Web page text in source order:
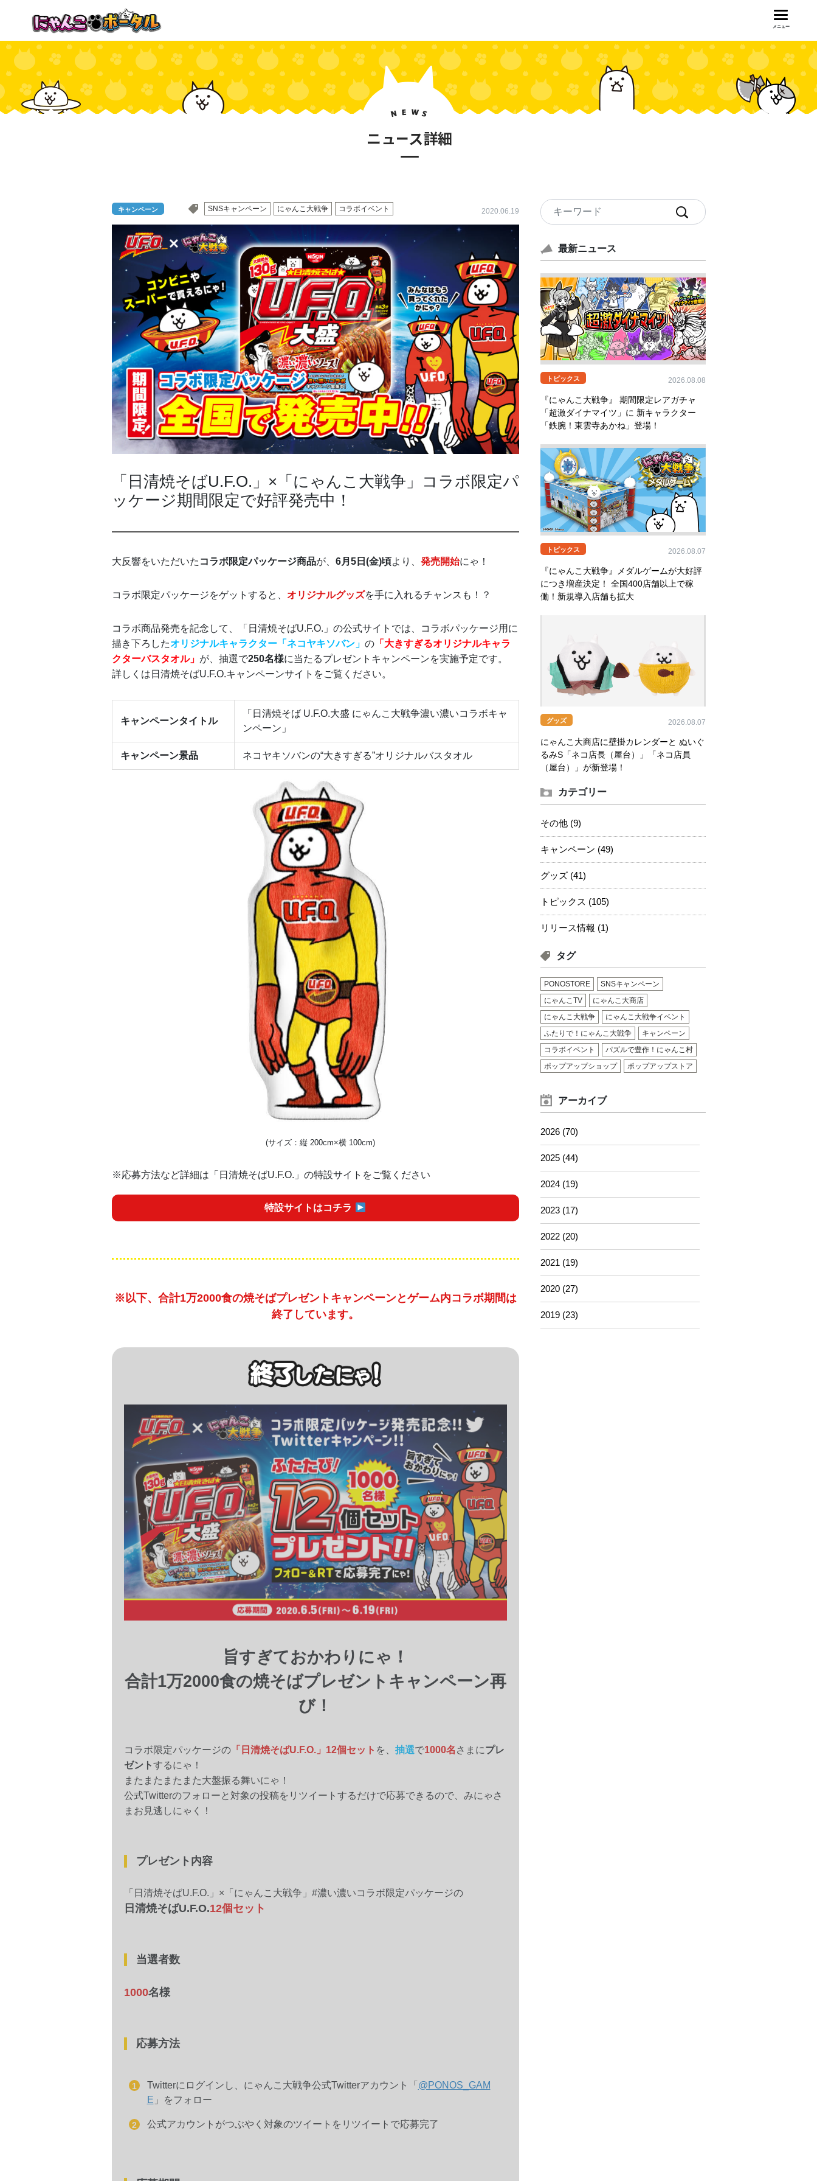
メニュー
キャンペーン SNSキャンペーン にゃんこ大戦争 コラボイベント 2020.06.19
「日清焼そばU.F.O.」×「にゃんこ大戦争」コラボ限定パ
ッケージ期間限定で好評発売中！
大反響をいただいた コラボ限定パッケージ商品が、 6月5日(金)頃より、 発売開始にゃ！
コラボ限定パッケージをゲットすると、 オリジナルグッズを手に入れるチャンスも！？
コラボ商品発売を記念して、「日清焼そばU.F.O.」の公式サイトでは、コラボパッケージ用に
描き下ろしたオリジナルキャラクター「ネコヤキソバン」 の「大きすぎるオリジナルキャラ
クターバスタオル」 が、抽選で250名様に当たるプレゼントキャンペーンを実施予定です。
詳しくは日清焼そばU.F.O.キャンペーンサイトをご覧ください。
キャンペーンタイトル
「日清焼そば U.F.O.大盛 にゃんこ大戦争濃い濃いコラボキャ
ンペーン」
キャンペーン景品 ネコヤキソバンの“大きすぎる”オリジナルバスタオル
(サイズ：縦 200cm×横 100cm)
※応募方法など詳細は「日清焼そばU.F.O.」の特設サイトをご覧ください
特設サイトはコチラ
※以下、合計1万2000食の焼そばプレゼントキャンペーンとゲーム内コラボ期間は
終了しています。
旨すぎておかわりにゃ！
合計1万2000食の焼そばプレゼントキャンペーン再
び！
コラボ限定パッケージの「日清焼そばU.F.O.」12個セット を、 抽選で1000名 さまにプレ
ゼントするにゃ！
またまたまたまた大盤振る舞いにゃ！
公式Twitterのフォローと対象の投稿をリツイートするだけで応募できるので、みにゃさ
まお見逃しにゃく！
プレゼント内容
「日清焼そばU.F.O.」×「にゃんこ大戦争」#濃い濃いコラボ限定パッケージの
日清焼そばU.F.O.12個セット
当選者数
1000名様
応募方法
Twitterにログインし、にゃんこ大戦争公式Twitterアカウント「 @PONOS_GAM
E 」をフォロー
公式アカウントがつぶやく対象のツイートをリツイートで応募完了
最新ニュース
トピックス 2026.08.08
『にゃんこ大戦争』 期間限定レアガチャ
「超激ダイナマイツ」に 新キャラクター
「鉄腕！東雲寺あかね」登場！
トピックス 2026.08.07
『にゃんこ大戦争』メダルゲームが大好評
につき増産決定！ 全国400店舗以上で稼
働！新規導入店舗も拡大
グッズ 2026.08.07
にゃんこ大商店に壁掛カレンダーと ぬいぐ
るみS「ネコ店長（屋台）」「ネコ店員
（屋台）」が新登場！
カテゴリー
その他 (9)
キャンペーン (49)
グッズ (41)
トピックス (105)
リリース情報 (1)
タグ
PONOSTORE
SNSキャンペーン
にゃんこTV
にゃんこ大商店
にゃんこ大戦争
にゃんこ大戦争イベント
ふたりで！にゃんこ大戦争
キャンペーン
コラボイベント
パズルで豊作！にゃんこ村
ポップアップショップ
ポップアップストア
アーカイブ
2026 (70)
2025 (44)
2024 (19)
2023 (17)
2022 (20)
2021 (19)
2020 (27)
2019 (23)